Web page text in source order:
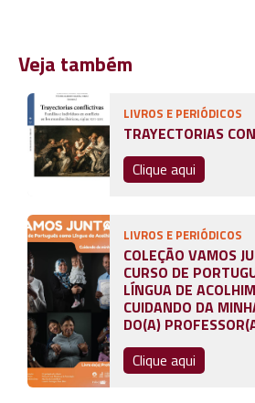
Veja também
LIVROS E PERIÓDICOS
TRAYECTORIAS
Clique aqui
LIVROS E PERIÓDICOS
COLEÇÃO VAMOS
CURSO DE
LÍNGUA DE
CUIDANDO DA
DO(A)
Clique aqui